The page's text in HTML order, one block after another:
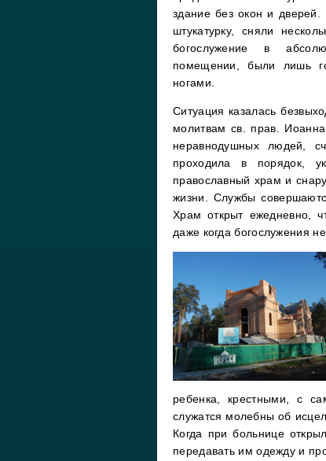
здание без окон и
штукатурку, сняли
богослужение в
помещении, были лишь
ногами.
Ситуация казалась
молитвам св. прав.
неравнодушных людей,
проходила в порядок,
православный храм и
жизни. Службы
Храм открыт ежедневно,
даже когда богослужения
ребенка, крестными, с
служатся молебны об
Когда при больнице
передавать им одежду и